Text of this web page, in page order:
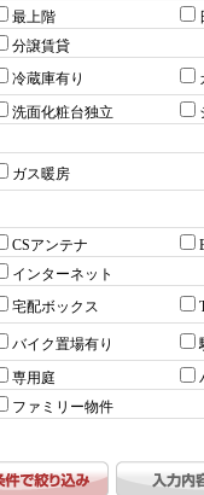
最上階
分譲賃貸
冷蔵庫有り
洗面化粧台独立
ガス暖房
CSアンテナ
インターネット
宅配ボックス
バイク置場有り
専用庭
ファミリー物件